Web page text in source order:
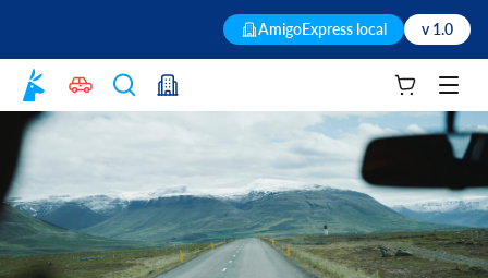
AmigoExpress local v 1.0
Votre panier